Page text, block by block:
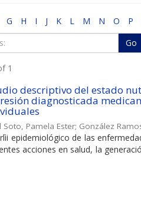
G H I J K L M N O P
Go
1
descriptivo del estado
diagnosticada
Soto, Pamela Ester; González
epidemiológico de las
acciones en salud, la